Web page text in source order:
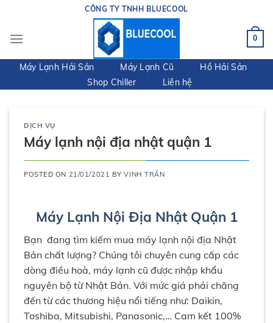
content
CÔNG TY TNHH BLUECOOL
0
Máy Lạnh Hải Sản Máy Lạnh Cũ
Hồ Hải Sản
Shop Chiller
Liên hệ
DỊCH VỤ
Máy lạnh nội địa nhật quận 1
POSTED ON 21/01/2021 BYVINH TRẦN
Máy Lạnh Nội Địa Nhật Quận 1
Bạn đang tìm kiếm mua máy lạnh nội địa Nhật
Bản chất lượng? Chúng tôi chuyên cung cấp các
dòng điều hoà, máy lạnh cũ được nhập khẩu
nguyên bộ từ Nhật Bản. Với mức giá phải chăng
đến từ các thương hiệu nổi tiếng như: Daikin,
Toshiba, Mitsubishi, Panasonic,… Cam kết 100%